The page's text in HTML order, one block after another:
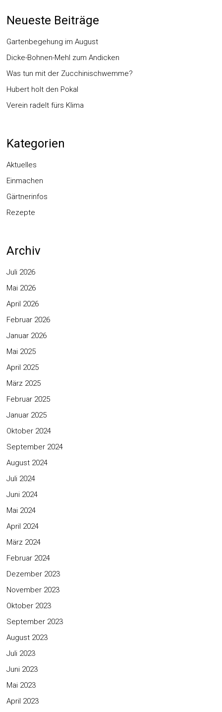
Neueste Beiträge
Gartenbegehung im August
Dicke-Bohnen-Mehl zum Andicken
Was tun mit der Zucchinischwemme?
Hubert holt den Pokal
Verein radelt fürs Klima
Kategorien
Aktuelles
Einmachen
Gärtnerinfos
Rezepte
Archiv
Juli 2026
Mai 2026
April 2026
Februar 2026
Januar 2026
Mai 2025
April 2025
März 2025
Februar 2025
Januar 2025
Oktober 2024
September 2024
August 2024
Juli 2024
Juni 2024
Mai 2024
April 2024
März 2024
Februar 2024
Dezember 2023
November 2023
Oktober 2023
September 2023
August 2023
Juli 2023
Juni 2023
Mai 2023
April 2023